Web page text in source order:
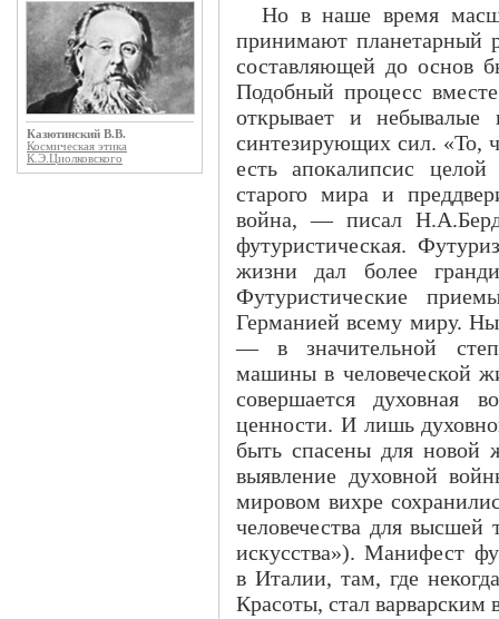
Казютинский В.В.
Космическая этика
К.Э.Циолковского
Но в наше время
принимают планетарный
составляющей до основ
Подобный процесс
открывает и небывалые
синтезирующих сил. «То,
есть апокалипсис
старого мира и
война, — писал
футуристическая.
жизни дал более
Футуристические
Германией всему миру.
— в значительной
машины в человеческой
совершается духовная
ценности. И лишь
быть спасены для новой
выявление духовной
мировом вихре
человечества для высшей
искусства»). Манифест
в Италии, там, где
Красоты, стал варварским